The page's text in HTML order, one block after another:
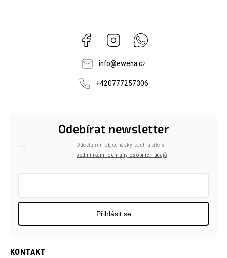
Facebook Instagram
info@ewena.cz
+420777257306
KONTAKT
Odebírat newsletter
Odesláním objednávky souhlasíte s
podmínkami ochrany osobních údajů
Přihlásit se